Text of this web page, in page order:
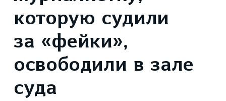
которую судили
за «фейки»,
освободили в зале
суда